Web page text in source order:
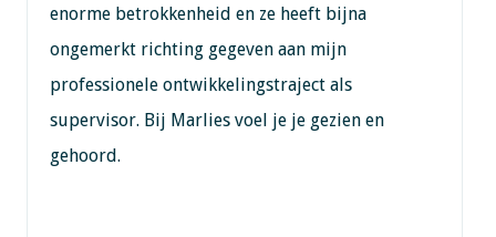
enorme betrokkenheid en ze heeft bijna
ongemerkt richting gegeven aan mijn
professionele ontwikkelingstraject als
supervisor. Bij Marlies voel je je gezien en
gehoord.